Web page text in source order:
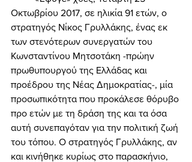
Οκτωβρίου 2017, σε ηλικία 91 ετών, ο
στρατηγός Νίκος Γρυλλάκης, ένας εκ
των στενότερων συνεργατών του
Κωνσταντίνου Μητσοτάκη -πρώην
πρωθυπουργού της Ελλάδας και
προέδρου της Νέας Δημοκρατίας-, μία
προσωπικότητα που προκάλεσε θόρυβο
προ ετών με τη δράση της και τα όσα
αυτή συνεπαγόταν για την πολιτική ζωή
του τόπου. Ο στρατηγός Γρυλλάκης, αν
και κινήθηκε κυρίως στο παρασκήνιο,